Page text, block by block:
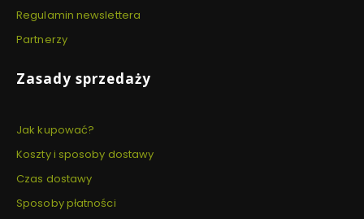
Regulamin newslettera
Partnerzy
Zasady sprzedaży
Jak kupować?
Koszty i sposoby dostawy
Czas dostawy
Sposoby płatności